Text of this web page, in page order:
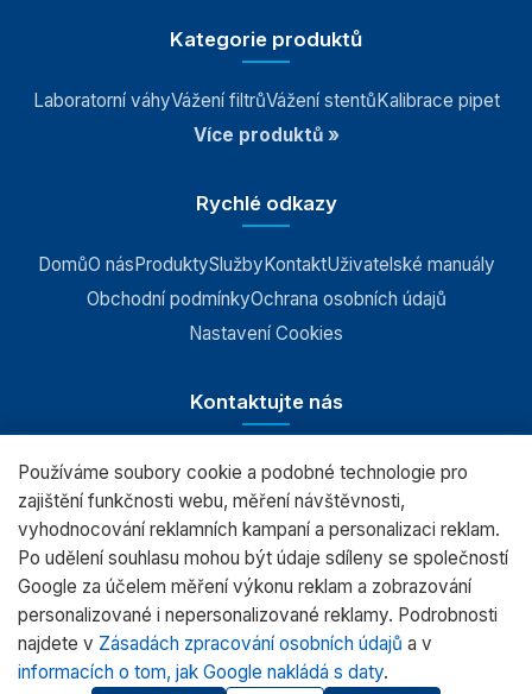
Příslušenství k vahámKategorie produktů
Laboratorní váhyVážení filtrůVážení stentůKalibrace pipet
Více produktů »
Rychlé odkazy
DomůO násProduktySlužbyKontaktUživatelské manuály
Obchodní podmínkyOchrana osobních údajů
Nastavení Cookies
Kontaktujte nás
RADWAG CZ s.r.o., Šumperk
+420 583 210 016
obchod@radwag.cz
(PO - PÁ) 7:00 - 15:30
Používáme soubory cookie a podobné technologie pro
zajištění funkčnosti webu, měření návštěvnosti,
vyhodnocování reklamních kampaní a personalizaci reklam.
Po udělení souhlasu mohou být údaje sdíleny se společností
Google za účelem měření výkonu reklam a zobrazování
personalizované i nepersonalizované reklamy. Podrobnosti
najdete v Zásadách zpracování osobních údajů a v
informacích o tom, jak Google nakládá s daty.